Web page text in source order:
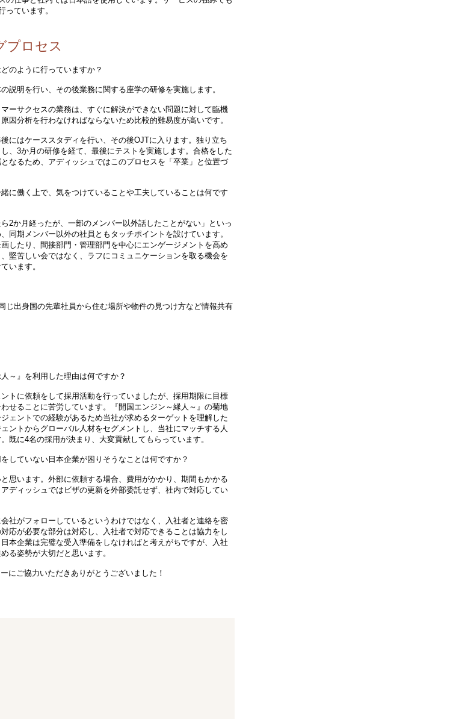
っています。
プロセス
のように行っていますか？
説明を行い、その後業務に関する座学の研修を実施します。
ーサクセスの業務は、すぐに解決ができない問題に対して臨機
因分析を行わなければならないため比較的難易度が高いです。
にはケーススタディを行い、その後OJTに入ります。独り立ち
、3か月の研修を経て、最後にテストを実施します。合格をした
なるため、アディッシュではこのプロセスを「卒業」と位置づ
に働く上で、気をつけていることや工夫していることは何です
ら2か月経ったが、一部のメンバー以外話したことがない」といっ
同期メンバー以外の社員ともタッチポイントを設けています。
したり、間接部門・管理部門を中心にエンゲージメントを高め
堅苦しい会ではなく、ラフにコミュニケーションを取る機会を
います。
じ出身国の先輩社員から住む場所や物件の見つけ方など情報共有
人～』を利用した理由は何ですか？
トに依頼をして採用活動を行っていましたが、採用期限に目標
せることに苦労しています。『開国エンジン～縁人～』の菊地
ェントでの経験があるため当社が求めるターゲットを理解した
ェントからグローバル人材をセグメントし、当社にマッチする人
既に4名の採用が決まり、大変貢献してもらっています。
していない日本企業が困りそうなことは何ですか？
思います。外部に依頼する場合、費用がかかり、期間もかかる
ディッシュではビザの更新を外部委託せず、社内で対応してい
社がフォローしているというわけではなく、入社者と連絡を密
応が必要な部分は対応し、入社者で対応できることは協力をし
本企業は完璧な受入準備をしなければと考えがちですが、入社
る姿勢が大切だと思います。
にご協力いただきありがとうございました！